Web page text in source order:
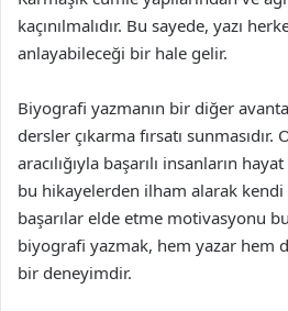
kaçınılmalıdır. Bu sayede, yazı
anlayabileceği bir hale gelir.
Biyografi yazmanın bir diğer
dersler çıkarma fırsatı
aracılığıyla başarılı insanların
bu hikayelerden ilham alarak kendi
başarılar elde etme motivasyonu
biyografi yazmak, hem yazar hem
bir deneyimdir.